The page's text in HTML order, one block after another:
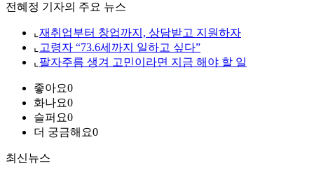
전혜정 기자의 주요 뉴스
⌞ 재취업부터 창업까지, 상담받고 지원하자
⌞ 고령자 “73.6세까지 일하고 싶다”
⌞ 팔자주름 생겨 고민이라면 지금 해야 할 일
좋아요0
화나요0
슬퍼요0
더 궁금해요0
최신뉴스